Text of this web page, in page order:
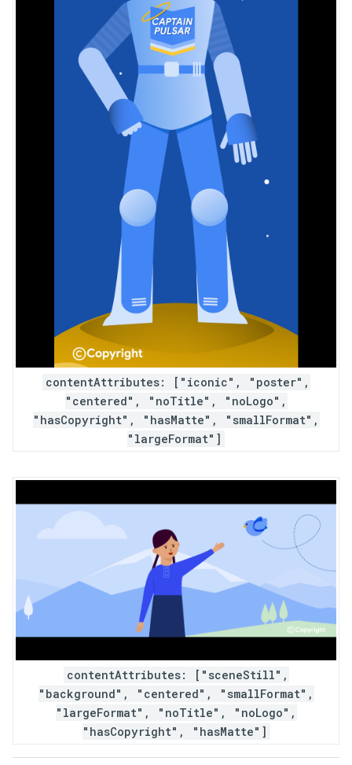
contentAttributes: ["iconic", "poster",
"centered", "noTitle", "noLogo",
"hasCopyright", "hasMatte", "smallFormat",
"largeFormat"]
contentAttributes: ["sceneStill",
"background", "centered", "smallFormat",
"largeFormat", "noTitle", "noLogo",
"hasCopyright", "hasMatte"]